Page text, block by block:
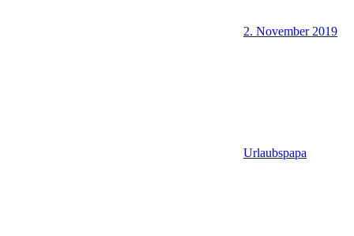
2. November 2019
Urlaubspapa